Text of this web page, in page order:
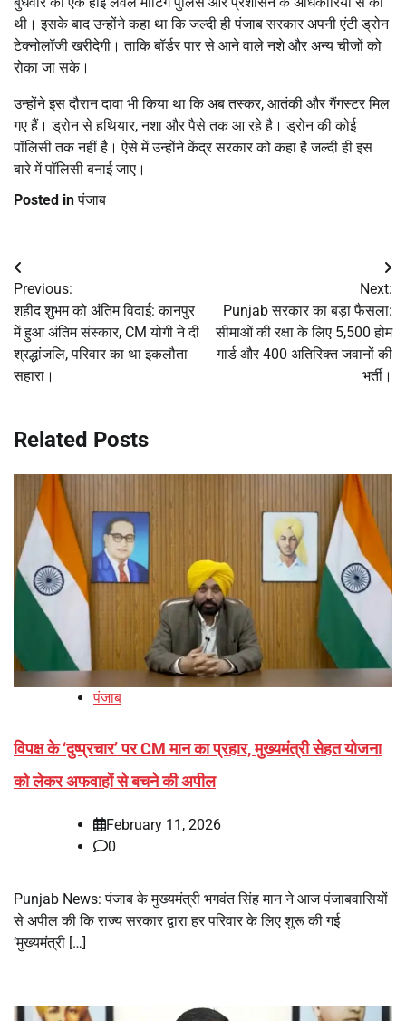
थी। इसके बाद उन्होंने कहा था कि जल्दी ही पंजाब सरकार अपनी एंटी ड्रोन
टेक्नोलॉजी खरीदेगी। ताकि बॉर्डर पार से आने वाले नशे और अन्य चीजों को
रोका जा सके।
उन्होंने इस दौरान दावा भी किया था कि अब तस्कर, आतंकी और गैंगस्टर मिल
गए हैं। ड्रोन से हथियार, नशा और पैसे तक आ रहे है। ड्रोन की कोई
पॉलिसी तक नहीं है। ऐसे में उन्होंने केंद्र सरकार को कहा है जल्दी ही इस
बारे में पॉलिसी बनाई जाए।
Posted inपंजाब
Post
navigation
Previous:
शहीद शुभम को अंतिम विदाई: कानपुर
में हुआ अंतिम संस्कार, CM योगी ने दी
श्रद्धांजलि, परिवार का था इकलौता
सहारा।
Next:
Punjab सरकार का बड़ा फैसला:
सीमाओं की रक्षा के लिए 5,500 होम
गार्ड और 400 अतिरिक्त जवानों की
भर्ती।
Related Posts
पंजाब
विपक्ष के ‘दुष्प्रचार’ पर CM मान का प्रहार, मुख्यमंत्री सेहत योजना
को लेकर अफवाहों से बचने की अपील
February 11, 2026
0
Punjab News: पंजाब के मुख्यमंत्री भगवंत सिंह मान ने आज पंजाबवासियों
से अपील की कि राज्य सरकार द्वारा हर परिवार के लिए शुरू की गई
‘मुख्यमंत्री […]